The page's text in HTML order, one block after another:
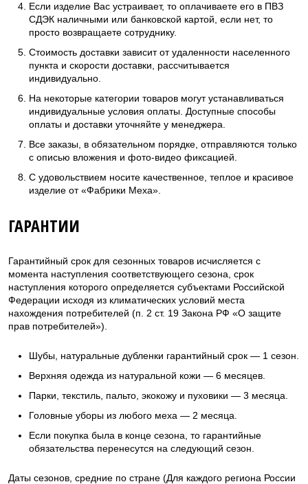
Если изделие Вас устраивает, то оплачиваете его в ПВЗ
СДЭК наличными или банковской картой, если нет, то
просто возвращаете сотруднику.
Стоимость доставки зависит от удаленности населенного
пункта и скорости доставки, рассчитывается
индивидуально.
На некоторые категории товаров могут устанавливаться
индивидуальные условия оплаты. Доступные способы
оплаты и доставки уточняйте у менеджера.
Все заказы, в обязательном порядке, отправляются только
с описью вложения и фото-видео фиксацией.
С удовольствием носите качественное, теплое и красивое
изделие от «Фабрики Меха».
ГАРАНТИИ
Гарантийный срок для сезонных товаров исчисляется с
момента наступления соответствующего сезона, срок
наступления которого определяется субъектами Российской
Федерации исходя из климатических условий места
нахождения потребителей (п. 2 ст. 19 Закона РФ «О защите
прав потребителей»).
Шубы, натуральные дубленки гарантийный срок — 1 сезон.
Верхняя одежда из натуральной кожи — 6 месяцев.
Парки, текстиль, пальто, экокожу и пуховики — 3 месяца.
Головные уборы из любого меха — 2 месяца.
Если покупка была в конце сезона, то гарантийные
обязательства перенесутся на следующий сезон.
Даты сезонов, средние по стране (Для каждого региона России